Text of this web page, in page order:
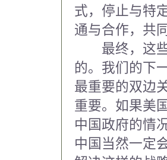
式，停止与特
通与合作，共
最终，这些
的。我们的下
最重要的双边
重要。如果美
中国政府的情
中国当然一定